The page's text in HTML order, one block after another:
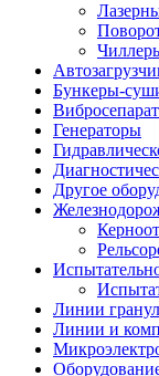
Бункеры-
Генераторы
Другое
Линии
Линии и